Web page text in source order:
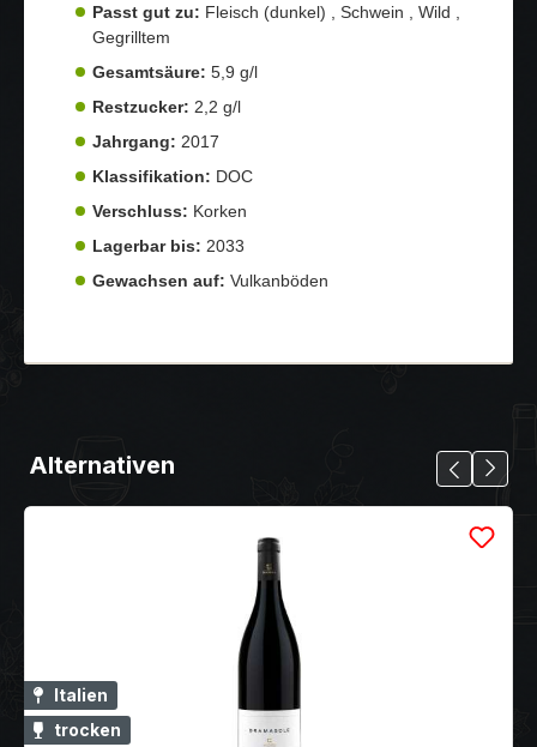
Passt gut zu: Fleisch (dunkel) , Schwein , Wild ,
Gegrilltem
Gesamtsäure: 5,9 g/l
Restzucker: 2,2 g/l
Jahrgang: 2017
Klassifikation: DOC
Verschluss: Korken
Lagerbar bis: 2033
Gewachsen auf: Vulkanböden
Alternativen
Italien
trocken